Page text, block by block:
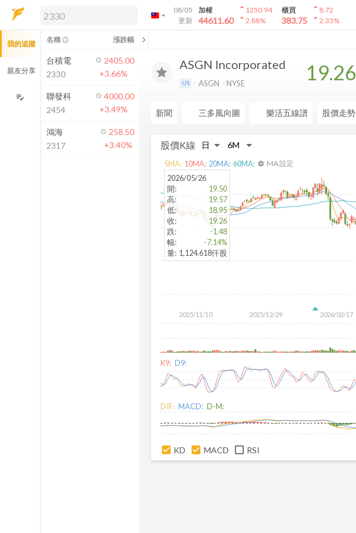
arrow_drop_down
08/05
更新
加權
44611.60
arrow_drop_up1250.94
arrow_drop_up2.88%
櫃買
383.75
arrow_drop_up8.72
arrow_drop_up2.33%
解鎖即時行情及進階功能
方案」，即可解鎖以下功能：
即時行情
即時市況與排行
成交金額熱力圖
前往方案訂閱
如何綁定合作券商
ASGN Incorporated
US ASGN NYSE 19.26
新聞 三多風向圖 樂活五線譜 股價走勢
股價K線
2025/11/10 2025/12/29 2026/02/17
2026/05/26
開:
19.50
高:
19.57
低:
18.95
收:
19.26
跌:
-1.48
幅:
-7.14%
量: 1,124.618仟股
5MA: 10MA: 20MA: 60MA: settings MA 設定
K9: D9:
DIF: MACD: D-M:
KD MACD RSI
我的追蹤
親友分享
edit_note
名稱 info_outline 漲跌幅 chevron_left
台積電
2330
2405.00
+3.66%
聯發科
2454
4000.00
+3.49%
鴻海
2317
258.50
+3.40%